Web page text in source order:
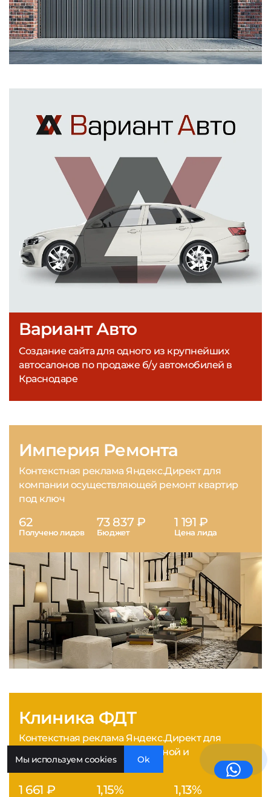
Империя Ремонта
Контекстная реклама Яндекс.Директ для
компании осуществляющей ремонт квартир
под ключ
62
Получено лидов
73 837 ₽
Бюджет
1 191 ₽
Цена лида
Вариант Авто
Создание сайта для одного из крупнейших
автосалонов по продаже б/у автомобилей в
Краснодаре
Клиника ФДТ
Контекстная реклама Яндекс.Директ для
медицинской клиники лазерной и
фотодинамической терапии
1 661 ₽ 1,15% 1,13%
Мы используем cookies Ok